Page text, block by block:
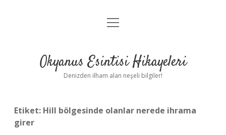
Anasayfa
Yasal Uyarı
menüyü
Okyanus Esintisi Hikayeleri
Denizden ilham alan neşeli bilgiler!
Etiket: Hill bölgesinde olanlar nerede ihrama
girer